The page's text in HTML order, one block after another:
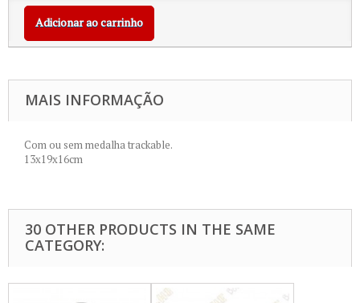
Adicionar ao carrinho
MAIS INFORMAÇÃO
Com ou sem medalha trackable.
13x19x16cm
30 OTHER PRODUCTS IN THE SAME
CATEGORY: